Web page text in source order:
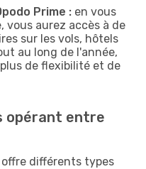
Prime : en vous
vous aurez accès à de
sur les vols, hôtels
au long de l'année,
de flexibilité et de
opérant entre
différents types